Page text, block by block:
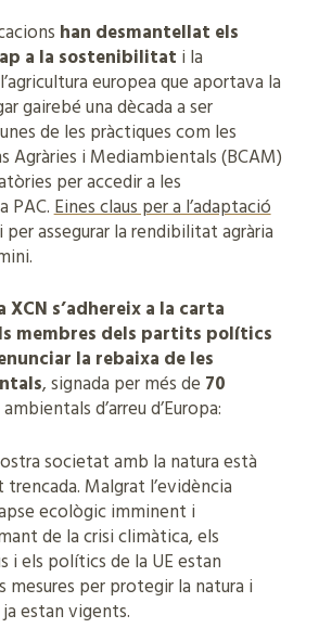
han desmantellat els
a la sostenibilitat i la
europea que aportava la
gairebé una dècada a ser
de les pràctiques com les
Agràries i Mediambientals (BCAM)
per accedir a les
PAC.Eines claus per a l’adaptació
assegurar la rendibilitat agrària
XCN s’adhereix a la carta
membres dels partits polítics
la rebaixa de les
, signada per més de 70
ambientals d’arreu d’Europa:
societat amb la natura està
Malgrat l’evidència
ecològic imminent i
de la crisi climàtica, els
i els polítics de la UE estan
mesures per protegir la natura i
estan vigents.